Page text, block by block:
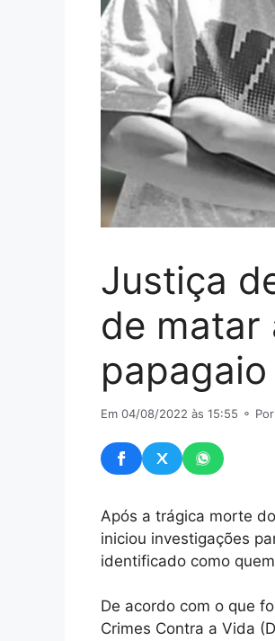
Justiça
de matar
papagaio
Em 04/08/2022 às 15:55 ⚬ Por
Após a trágica morte
iniciou investigações
identificado como
De acordo com o que
Crimes Contra a Vida